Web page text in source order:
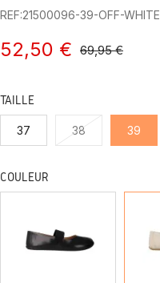
REF:21500096-39-OFF-WHITE
52,50 € 69,95 €
TAILLE
37 38 39
COULEUR